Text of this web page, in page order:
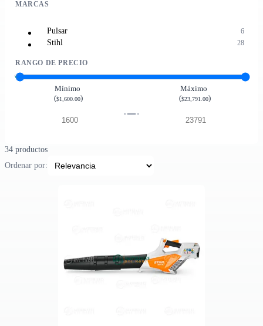
MARCAS
Pulsar 6
Stihl 28
RANGO DE PRECIO
Mínimo
($1,600.00)
Máximo
($23,791.00)
34 productos
Ordenar por: